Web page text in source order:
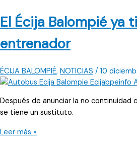
sus
24
años,
las
botas
el
fútbol
El Écija Balompié ya
entrenador
ÉCIJA BALOMPIÉ, NOTICIAS / 10
Después de anunciar la no continuidad
se tiene un sustituto.
El
Leer más »